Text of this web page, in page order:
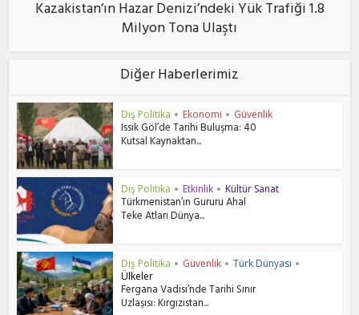
Kazakistan’ın Hazar Denizi’ndeki Yük Trafiği 1.8
Milyon Tona Ulaştı
Diğer Haberlerimiz
Dış Politika • Ekonomi • Güvenlik
Issık Göl’de Tarihi Buluşma: 40
Kutsal Kaynaktan...
Dış Politika • Etkinlik • Kültür Sanat
Türkmenistan’ın Gururu Ahal
Teke Atları Dünya...
Dış Politika • Güvenlik • Türk Dünyası •
Ülkeler
Fergana Vadisi’nde Tarihi Sınır
Uzlaşısı: Kırgızistan...